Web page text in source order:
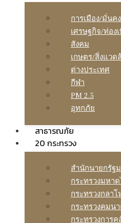
การเมือง/มั่นคง
เศรษฐกิจ/ท่อง
สังคม
เกษตร/สิ่งแวด
ต่างประเทศ
กีฬา
PM 2.5
อุทกภัย
สาธารณภัย
20 กระทรวง
สํานักนายกรัฐ
กระทรวงมหา
กระทรวงกลาโ
กระทรวงคมน
กระทรวงการค